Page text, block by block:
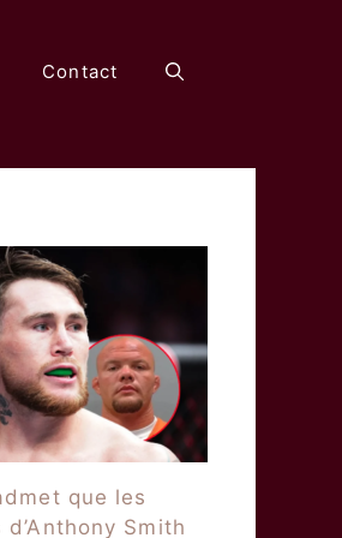
Contact
que les
Smith